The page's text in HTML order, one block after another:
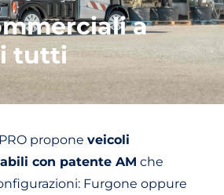
a
tutti
propone veicoli
con patente AM che
Furgone oppure